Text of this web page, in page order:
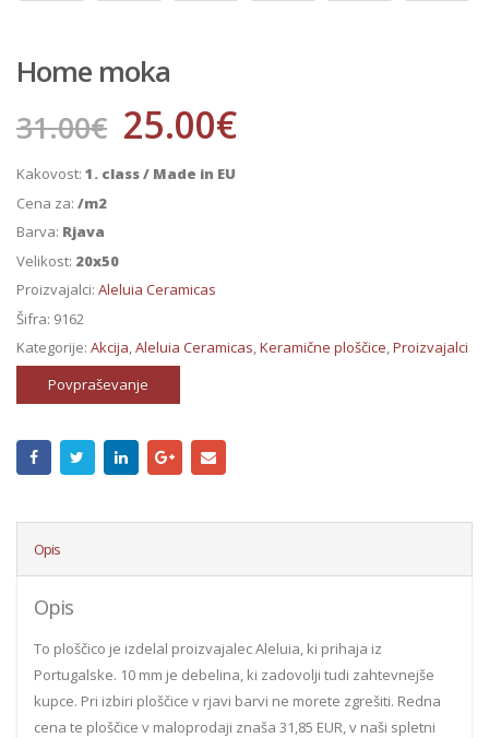
Home moka
31.00€ 25.00€
Kakovost: 1. class / Made in EU
Cena za: /m2
Barva: Rjava
Velikost: 20x50
Proizvajalci: Aleluia Ceramicas
Šifra: 9162
Kategorije: Akcija,Aleluia Ceramicas,Keramične ploščice,Proizvajalci
Povpraševanje
Opis
Opis
To ploščico je izdelal proizvajalec Aleluia, ki prihaja iz
Portugalske. 10 mm je debelina, ki zadovolji tudi zahtevnejše
kupce. Pri izbiri ploščice v rjavi barvi ne morete zgrešiti. Redna
cena te ploščice v maloprodaji znaša 31,85 EUR, v naši spletni